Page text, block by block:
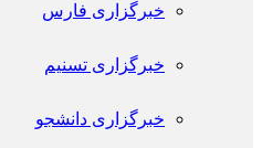
خبرگزاری فارس
خبرگزاری تسنیم
خبرگزاری دانشجو